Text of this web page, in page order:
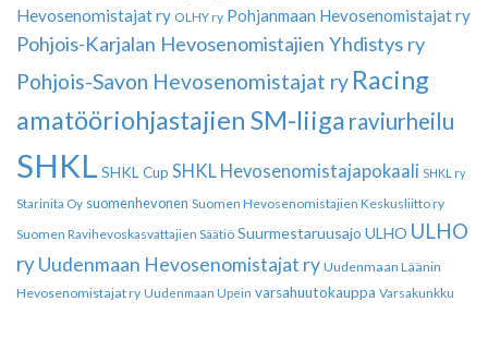
Hevosenomistajat ry OLHY ry Pohjanmaan Hevosenomistajat ry
Pohjois-Karjalan Hevosenomistajien Yhdistys ry
Pohjois-Savon Hevosenomistajat ry Racing
amatööriohjastajien SM-liiga raviurheilu
SHKL SHKL Cup SHKL Hevosenomistajapokaali SHKL ry
Starinita Oy suomenhevonen Suomen Hevosenomistajien Keskusliitto ry
Suomen Ravihevoskasvattajien Säätiö Suurmestaruusajo ULHO ULHO
ryUudenmaan Hevosenomistajat ry Uudenmaan Läänin
Hevosenomistajat ry Uudenmaan Upein varsahuutokauppa Varsakunkku